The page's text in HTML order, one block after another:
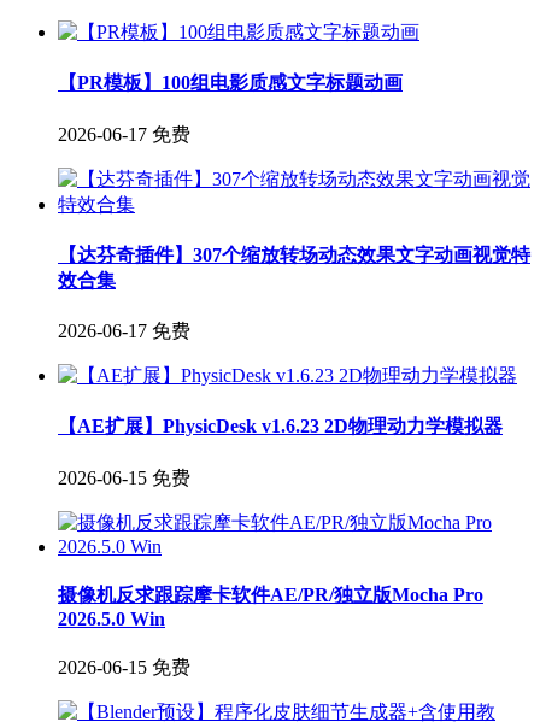
【PR模板】100组电影质感文字标题动画
2026-06-17 免费
【达芬奇插件】307个缩放转场动态效果文字动画视觉特
效合集
2026-06-17 免费
【AE扩展】PhysicDesk v1.6.23 2D物理动力学模拟器
2026-06-15 免费
摄像机反求跟踪摩卡软件AE/PR/独立版Mocha Pro
2026.5.0 Win
2026-06-15 免费